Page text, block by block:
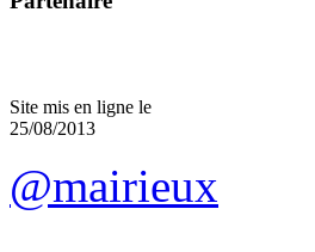
Site mis en ligne le
25/08/2013
@mairieux